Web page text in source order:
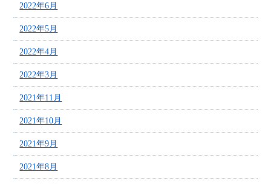
2022年6月
2022年5月
2022年4月
2022年3月
2021年11月
2021年10月
2021年9月
2021年8月